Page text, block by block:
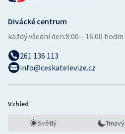
Divácké centrum
každý všední den:8:00—16:00 hodin
261 136 113
info@ceskatelevize.cz
Vzhled
Světlý Tmavý